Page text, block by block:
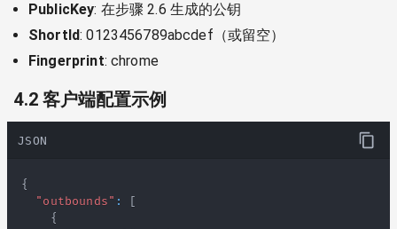
PublicKey: 在步骤 2.6 生成的公钥
ShortId: 0123456789abcdef（或留空）
Fingerprint: chrome
4.2 客户端配置示例
JSON
{
"outbounds" :
[
{